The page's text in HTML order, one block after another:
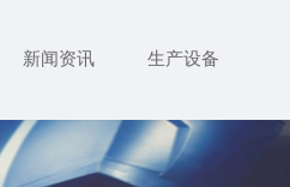
新闻资讯 生产设备